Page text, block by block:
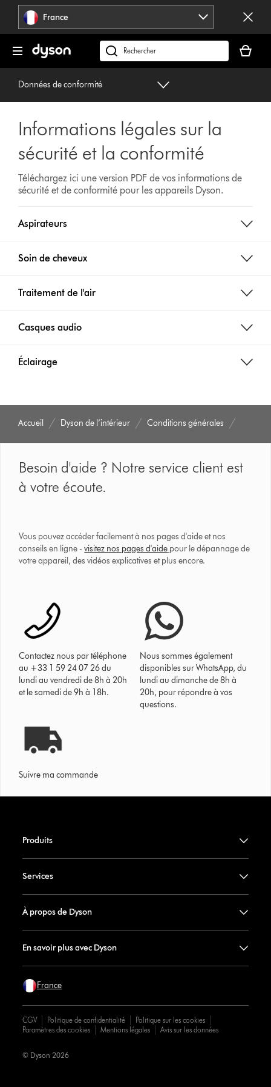
Sauter
pages
France
Rechercher
des
panier
est
Données de conformité
Informations légales sur la
sécurité et la conformité
Téléchargez ici une version PDF de vos informations de
sécurité et de conformité pour les appareils Dyson.
Aspirateurs
Soin de cheveux
Traitement de l'air
Casques audio
Éclairage
Accueil Dyson de l’intérieur Conditions générales
Besoin d'aide ? Notre service client est
à votre écoute.
Vous pouvez accéder facilement à nos pages d'aide et nos
conseils en ligne -visitez nos pages d'aide pour le dépannage de
votre appareil, des vidéos explicatives et plus encore.
Contactez nous par téléphone
au +33 1 59 24 07 26 du
lundi au vendredi de 8h à 20h
et le samedi de 9h à 18h.
Nous sommes également
disponibles sur WhatsApp, du
lundi au dimanche de 8h à
20h, pour répondre à vos
questions.
Suivre ma commande
Produits
Services
À propos de Dyson
En savoir plus avec Dyson
France
CGV Politique de confidentialité
Politique sur les cookies
Paramètres des cookies
Mentions légales Avis sur les données
© Dyson 2026